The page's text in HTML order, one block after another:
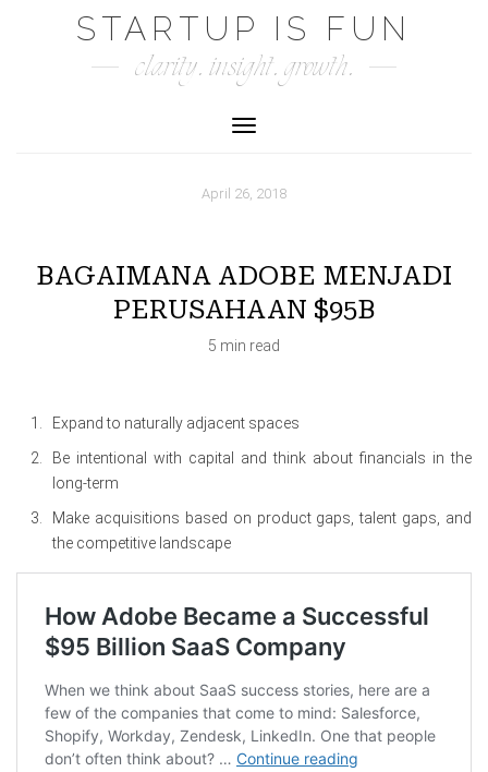
STARTUP IS FUN
clarity. insight. growth.
Toggle Navigation
April 26, 2018
BAGAIMANA ADOBE MENJADI
PERUSAHAAN $95B
5 min read
Expand to naturally adjacent spaces
Be intentional with capital and think about financials in the
long-term
Make acquisitions based on product gaps, talent gaps, and
the competitive landscape